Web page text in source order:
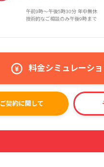
午前9時〜午後5時30分 年中無休
技術的なご相談のみ午後9時まで
料金シミュレーシ
ご契約に関して